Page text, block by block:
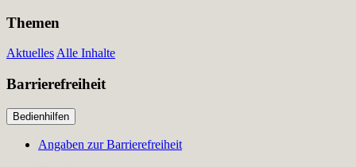
Themen
AktuellesAlle Inhalte
Barrierefreiheit
Bedienhilfen
Angaben zur Barrierefreiheit